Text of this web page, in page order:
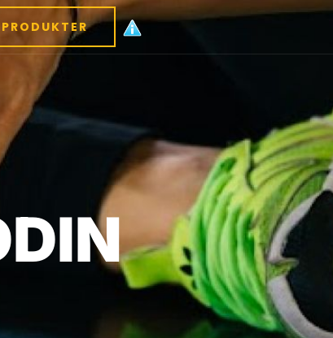
PRODUKTER